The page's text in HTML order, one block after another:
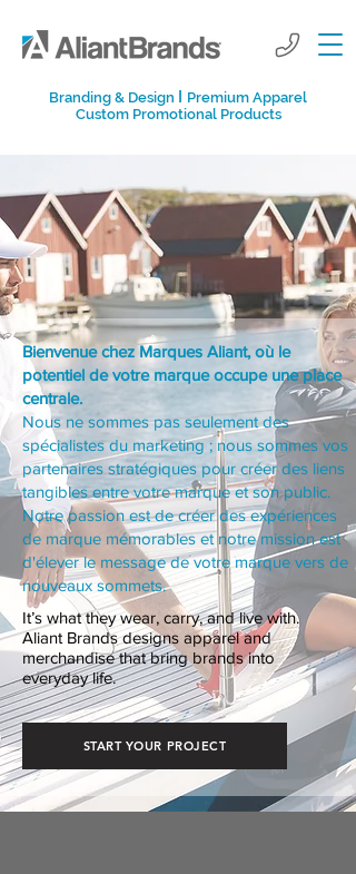
Branding & Design I Premium Apparel
Custom Promotional Products
Bienvenue chez Marques Aliant, où le
potentiel de votre marque occupe une place
centrale.
Nous ne sommes pas seulement des
spécialistes du marketing ; nous sommes vos
partenaires stratégiques pour créer des liens
tangibles entre votre marque et son public.
Notre passion est de créer des expériences
de marque mémorables et notre mission est
d'élever le message de votre marque vers de
nouveaux sommets.
It’s what they wear, carry, and live with.
Aliant Brands designs apparel and
merchandise that bring brands into
everyday life.
START YOUR PROJECT